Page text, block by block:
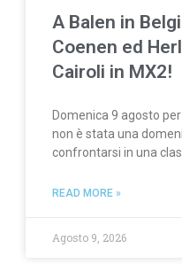
A Balen in
Coenen ed
Cairoli in MX2!
Domenica 9 agosto
non è stata una
confrontarsi in una
READ MORE »
Agosto 9, 2026